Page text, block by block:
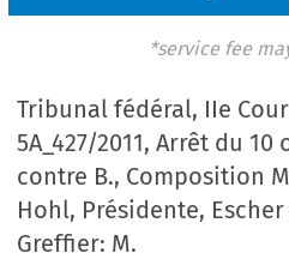
*service fee
Tribunal fédéral, IIe
5A_427/2011, Arrêt du 10
contre B., Composition
Hohl, Présidente,
Greffier: M.